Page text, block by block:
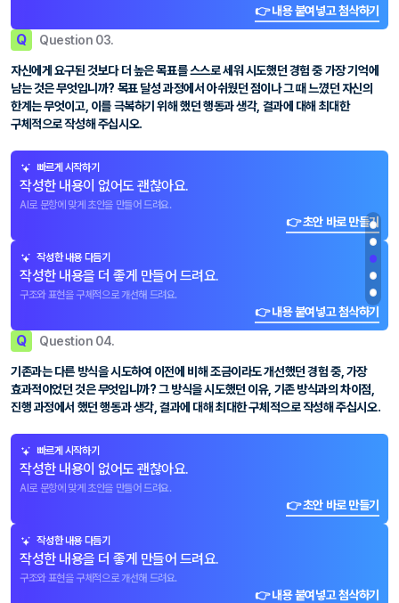
👉 내용 붙여넣고 첨삭하기
Q Question 03.
자신에게 요구된 것보다 더 높은 목표를 스스로 세워 시도했던 경험 중 가장 기억에
남는 것은 무엇입니까? 목표 달성 과정에서 아쉬웠던 점이나 그 때 느꼈던 자신의
한계는 무엇이고, 이를 극복하기 위해 했던 행동과 생각, 결과에 대해 최대한
구체적으로 작성해 주십시오.
빠르게 시작하기
작성한 내용이 없어도 괜찮아요.
AI로 문항에 맞게 초안을 만들어 드려요.
👉 초안 바로 만들기
작성한 내용 다듬기
작성한 내용을 더 좋게 만들어 드려요.
구조와 표현을 구체적으로 개선해 드려요.
👉 내용 붙여넣고 첨삭하기
Q Question 04.
기존과는 다른 방식을 시도하여 이전에 비해 조금이라도 개선했던 경험 중, 가장
효과적이었던 것은 무엇입니까? 그 방식을 시도했던 이유, 기존 방식과의 차이점,
진행 과정에서 했던 행동과 생각, 결과에 대해 최대한 구체적으로 작성해 주십시오.
빠르게 시작하기
작성한 내용이 없어도 괜찮아요.
AI로 문항에 맞게 초안을 만들어 드려요.
👉 초안 바로 만들기
작성한 내용 다듬기
작성한 내용을 더 좋게 만들어 드려요.
구조와 표현을 구체적으로 개선해 드려요.
👉 내용 붙여넣고 첨삭하기